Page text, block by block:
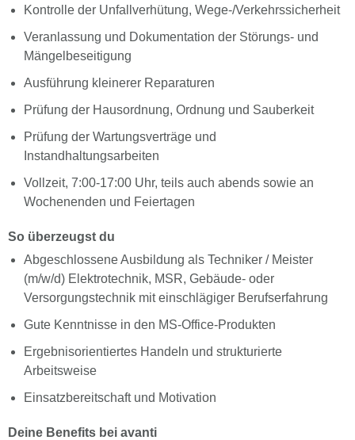
Kontrolle der Unfallverhütung, Wege-/Verkehrssicherheit
Veranlassung und Dokumentation der Störungs- und
Mängelbeseitigung
Ausführung kleinerer Reparaturen
Prüfung der Hausordnung, Ordnung und Sauberkeit
Prüfung der Wartungsverträge und
Instandhaltungsarbeiten
Vollzeit, 7:00-17:00 Uhr, teils auch abends sowie an
Wochenenden und Feiertagen
So überzeugst du
Abgeschlossene Ausbildung als Techniker / Meister
(m/w/d) Elektrotechnik, MSR, Gebäude- oder
Versorgungstechnik mit einschlägiger Berufserfahrung
Gute Kenntnisse in den MS-Office-Produkten
Ergebnisorientiertes Handeln und strukturierte
Arbeitsweise
Einsatzbereitschaft und Motivation
Deine Benefits bei avanti